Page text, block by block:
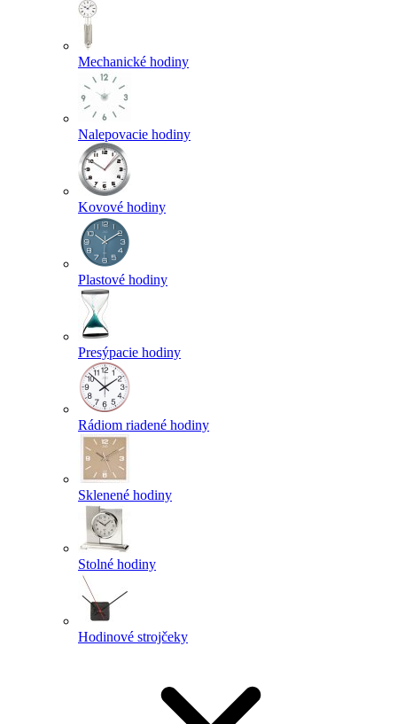
Mechanické hodiny
Nalepovacie hodiny
Kovové hodiny
Plastové hodiny
Presýpacie hodiny
Rádiom riadené hodiny
Sklenené hodiny
Stolné hodiny
Hodinové strojčeky